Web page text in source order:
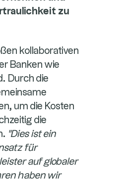
zu
kollaborativen
Banken wie
Durch die
um die Kosten
die
"Dies ist ein
für
auf globaler
haben wir